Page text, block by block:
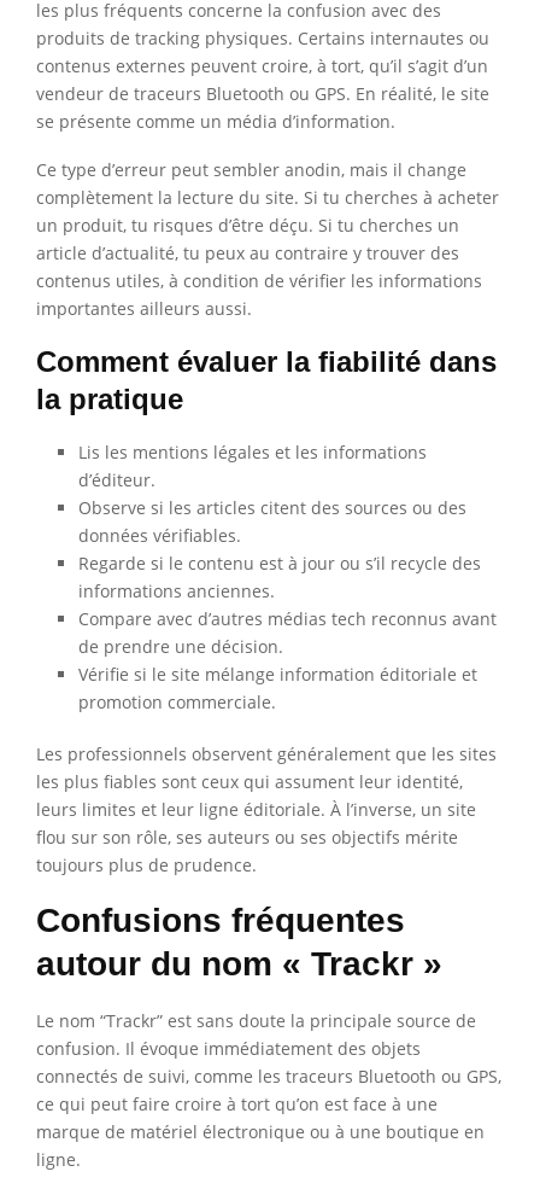
les plus fréquents concerne la confusion avec des
produits de tracking physiques. Certains internautes ou
contenus externes peuvent croire, à tort, qu’il s’agit d’un
vendeur de traceurs Bluetooth ou GPS. En réalité, le site
se présente comme un média d’information.
Ce type d’erreur peut sembler anodin, mais il change
complètement la lecture du site. Si tu cherches à acheter
un produit, tu risques d’être déçu. Si tu cherches un
article d’actualité, tu peux au contraire y trouver des
contenus utiles, à condition de vérifier les informations
importantes ailleurs aussi.
Comment évaluer la fiabilité dans
la pratique
Lis les mentions légales et les informations
d’éditeur.
Observe si les articles citent des sources ou des
données vérifiables.
Regarde si le contenu est à jour ou s’il recycle des
informations anciennes.
Compare avec d’autres médias tech reconnus avant
de prendre une décision.
Vérifie si le site mélange information éditoriale et
promotion commerciale.
Les professionnels observent généralement que les sites
les plus fiables sont ceux qui assument leur identité,
leurs limites et leur ligne éditoriale. À l’inverse, un site
flou sur son rôle, ses auteurs ou ses objectifs mérite
toujours plus de prudence.
Confusions fréquentes
autour du nom « Trackr »
Le nom “Trackr” est sans doute la principale source de
confusion. Il évoque immédiatement des objets
connectés de suivi, comme les traceurs Bluetooth ou GPS,
ce qui peut faire croire à tort qu’on est face à une
marque de matériel électronique ou à une boutique en
ligne.